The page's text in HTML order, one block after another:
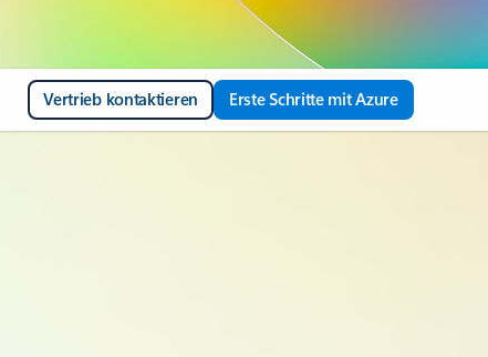
Vertrieb kontaktieren Erste Schritte mit Azure